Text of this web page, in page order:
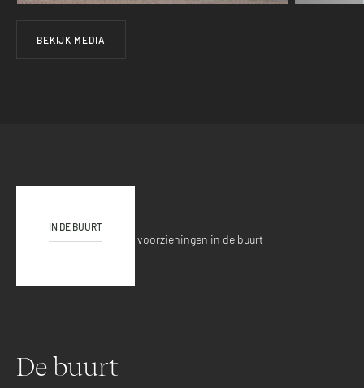
BEKIJK MEDIA
Ontdek de verschillende voorzieningen in de buurt
IN DE BUURT
De buurt